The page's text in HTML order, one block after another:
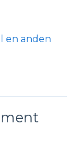
en anden